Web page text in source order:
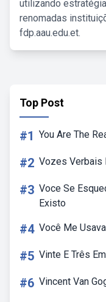
utilizando
renomadas
fdp.aau.edu.et.
Top Post
#1 You Are The
#2 Vozes Verbais
#3 Voce Se
Existo
#4 Você Me
#5 Vinte E Três
#6 Vincent Van